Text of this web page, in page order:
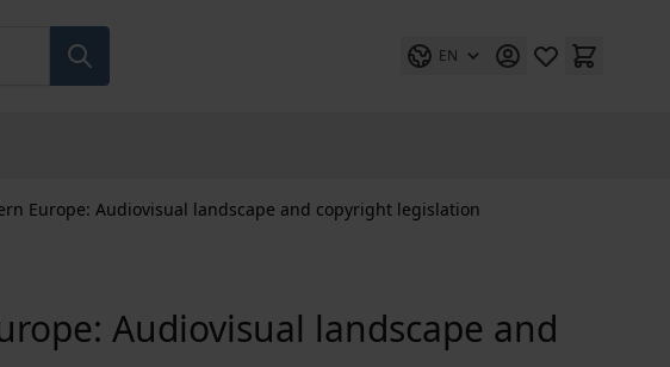
EN
Europe: Audiovisual landscape and copyright legislation
Audiovisual landscape and